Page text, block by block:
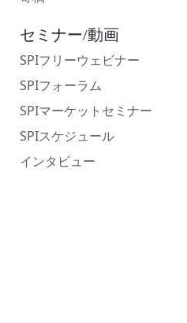
セミナー/動画
SPIフリーウェビナー
SPIフォーラム
SPIマーケットセミナー
SPIスケジュール
インタビュー